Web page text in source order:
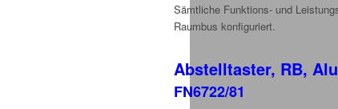
Sämtliche Funktions- und
Raumbus konfiguriert.
Abstelltaster, RB,
FN6722/81